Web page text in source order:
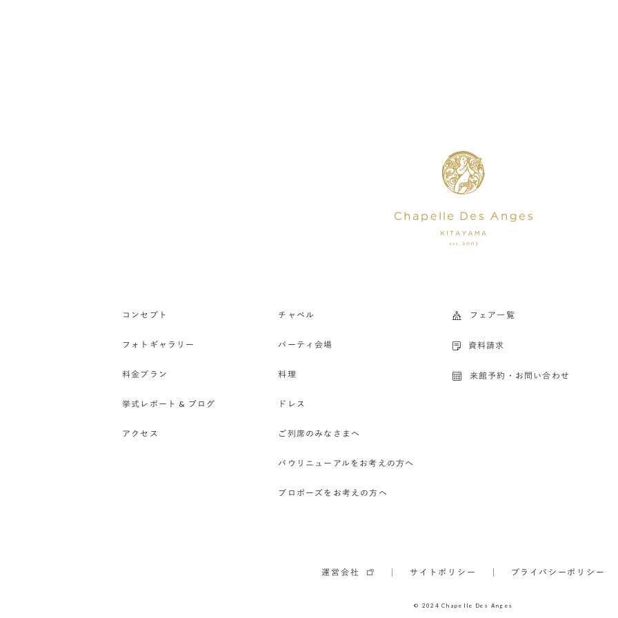
コンセプト
フォトギャラリー
料金プラン
挙式レポート & ブログ
アクセス
チャペル
パーティ会場
料理
ドレス
ご列席のみなさまへ
バウリニューアルをお考えの方へ
プロポーズをお考えの方へ
フェア一覧
資料請求
来館予約・お問い合わせ
運営会社 サイトポリシー プライバシーポリシー
© 2024 Chapelle Des Anges